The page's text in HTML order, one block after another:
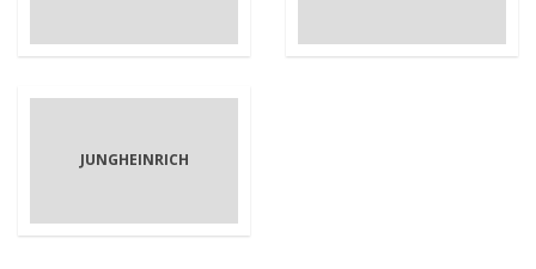
JUNGHEINRICH